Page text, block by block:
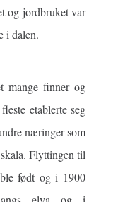
og jordbruket var
i dalen.
mange finner og
etablerte seg
næringer som
Flyttingen til
født og i 1900